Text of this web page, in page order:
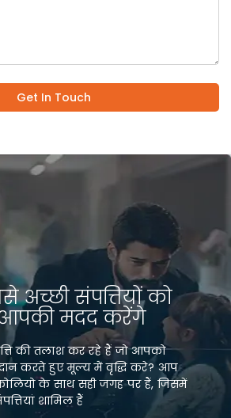
Get In Touch
अच्छी संपत्तियों को
मदद करेंगे
की तलाश कर रहे हैं जो आपको
करते हुए मूल्य में वृद्धि करे? आप
के साथ सही जगह पर हैं, जिसमें
शामिल हैं